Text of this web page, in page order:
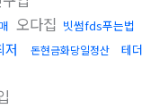
오다집 빗썸fds푸는법
저 돈현금화당일정산
테더